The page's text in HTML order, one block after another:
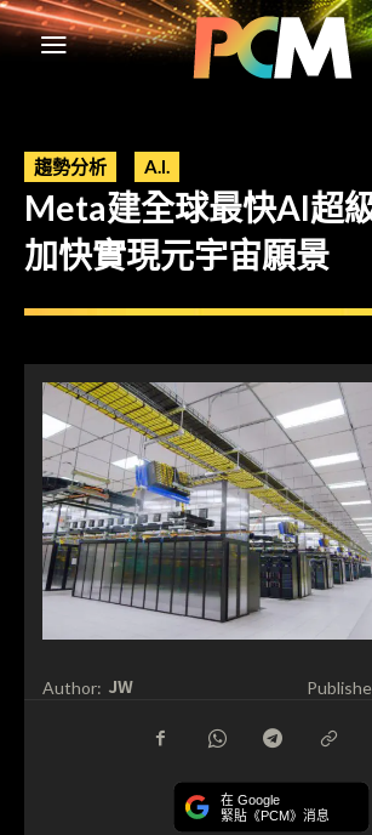
趨勢分析 A.I.
Meta建全球最快AI超
加快實現元宇宙願景
Author: JW
在 Google
緊貼《PCM》消息